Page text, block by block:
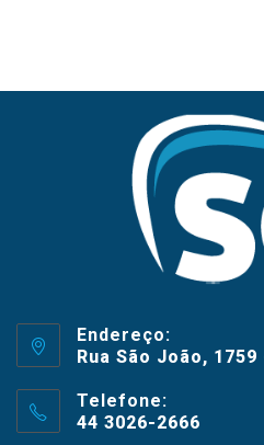
Endereço:
Rua São João,
Telefone:
44 3026-2666